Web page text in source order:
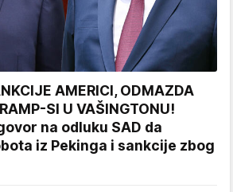
AMERICI, ODMAZDA
SI U VAŠINGTONU!
na odluku SAD da
iz Pekinga i sankcije zbog